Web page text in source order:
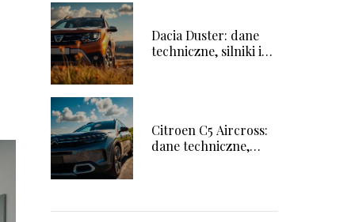
Dacia Duster: dane
techniczne, silniki i
Citroen C5 Aircross:
dane techniczne,